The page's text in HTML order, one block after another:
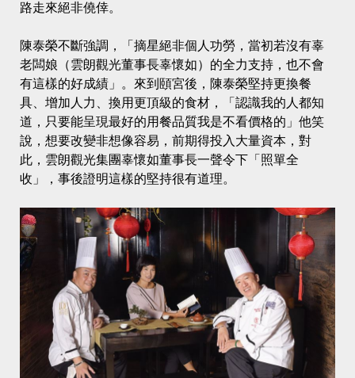
路走來絕非僥倖。
陳泰榮不斷強調，「摘星絕非個人功勞，當初若沒有辜
老闆娘（雲朗觀光董事長辜懷如）的全力支持，也不會
有這樣的好成績」。來到頤宮後，陳泰榮堅持更換餐
具、增加人力、換用更頂級的食材，「認識我的人都知
道，只要能呈現最好的用餐品質我是不看價格的」他笑
說，想要改變非想像容易，前期得投入大量資本，對
此，雲朗觀光集團辜懷如董事長一聲令下「照單全
收」，事後證明這樣的堅持很有道理。